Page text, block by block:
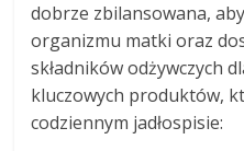
dobrze zbilansowana,
organizmu matki oraz
składników odżywczych
kluczowych produktów,
codziennym jadłospisie: